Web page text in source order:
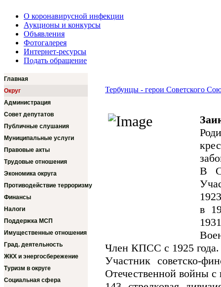
О коронавирусной инфекции
Аукционы и конкурсы
Объявления
Фотогалерея
Интернет-ресурсы
Подать обращение
Главная
Округ
Администрация
Совет депутатов
Публичные слушания
Муниципальные услуги
Правовые акты
Трудовые отношения
Экономика округа
Противодействие терроризму
Финансы
Налоги
Поддержка МСП
Имущественные отношения
Град. деятельность
ЖКХ и энергосбережение
Туризм в округе
Социальная сфера
Тербунцы - герои Советского
В
в
Член КПСС с 1925 года.
Участник советско-
Отечественной войны с